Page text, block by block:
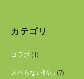
カテゴリ
コラボ (1)
スベらない話ぃ (7)